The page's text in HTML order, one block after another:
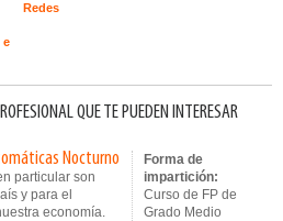
Redes
e
QUE TE PUEDEN INTERESAR
Nocturno
particular son
y para el
economía.
Forma de
impartición:
Curso de FP de
Grado Medio